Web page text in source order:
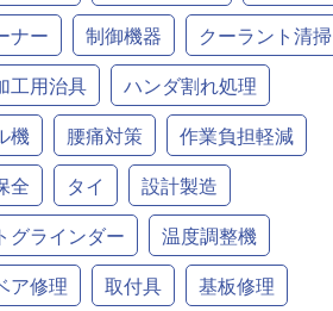
ナー
制御機器
クーラント清掃
工用治具
ハンダ割れ処理
機
腰痛対策
作業負担軽減
全
タイ
設計製造
グラインダー
温度調整機
ア修理
取付具
基板修理